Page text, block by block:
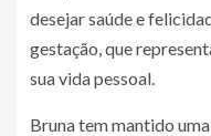
desejar saúde e
gestação, que
sua vida pessoal.
Bruna tem mantido